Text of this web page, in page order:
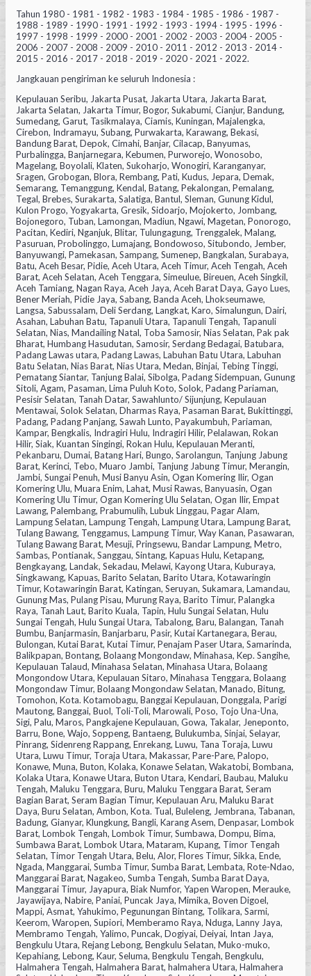
Tahun 1980 - 1981 - 1982 - 1983 - 1984 - 1985 - 1986 - 1987 -
1988 - 1989 - 1990 - 1991 - 1992 - 1993 - 1994 - 1995 - 1996 -
1997 - 1998 - 1999 - 2000 - 2001 - 2002 - 2003 - 2004 - 2005 -
2006 - 2007 - 2008 - 2009 - 2010 - 2011 - 2012 - 2013 - 2014 -
2015 - 2016 - 2017 - 2018 - 2019 - 2020 - 2021 - 2022.
Jangkauan pengiriman ke seluruh Indonesia :
Kepulauan Seribu, Jakarta Pusat, Jakarta Utara, Jakarta Barat,
Jakarta Selatan, Jakarta Timur, Bogor, Sukabumi, Cianjur, Bandung,
Sumedang, Garut, Tasikmalaya, Ciamis, Kuningan, Majalengka,
Cirebon, Indramayu, Subang, Purwakarta, Karawang, Bekasi,
Bandung Barat, Depok, Cimahi, Banjar, Cilacap, Banyumas,
Purbalingga, Banjarnegara, Kebumen, Purworejo, Wonosobo,
Magelang, Boyolali, Klaten, Sukoharjo, Wonogiri, Karanganyar,
Sragen, Grobogan, Blora, Rembang, Pati, Kudus, Jepara, Demak,
Semarang, Temanggung, Kendal, Batang, Pekalongan, Pemalang,
Tegal, Brebes, Surakarta, Salatiga, Bantul, Sleman, Gunung Kidul,
Kulon Progo, Yogyakarta, Gresik, Sidoarjo, Mojokerto, Jombang,
Bojonegoro, Tuban, Lamongan, Madiun, Ngawi, Magetan, Ponorogo,
Pacitan, Kediri, Nganjuk, Blitar, Tulungagung, Trenggalek, Malang,
Pasuruan, Probolinggo, Lumajang, Bondowoso, Situbondo, Jember,
Banyuwangi, Pamekasan, Sampang, Sumenep, Bangkalan, Surabaya,
Batu, Aceh Besar, Pidie, Aceh Utara, Aceh Timur, Aceh Tengah, Aceh
Barat, Aceh Selatan, Aceh Tenggara, Simeulue, Bireuen, Aceh Singkil,
Aceh Tamiang, Nagan Raya, Aceh Jaya, Aceh Barat Daya, Gayo Lues,
Bener Meriah, Pidie Jaya, Sabang, Banda Aceh, Lhokseumawe,
Langsa, Sabussalam, Deli Serdang, Langkat, Karo, Simalungun, Dairi,
Asahan, Labuhan Batu, Tapanuli Utara, Tapanuli Tengah, Tapanuli
Selatan, Nias, Mandailing Natal, Toba Samosir, Nias Selatan, Pak pak
Bharat, Humbang Hasudutan, Samosir, Serdang Bedagai, Batubara,
Padang Lawas utara, Padang Lawas, Labuhan Batu Utara, Labuhan
Batu Selatan, Nias Barat, Nias Utara, Medan, Binjai, Tebing Tinggi,
Pematang Siantar, Tanjung Balai, Sibolga, Padang Sidempuan, Gunung
Sitoli, Agam, Pasaman, Lima Puluh Koto, Solok, Padang Pariaman,
Pesisir Selatan, Tanah Datar, Sawahlunto/ Sijunjung, Kepulauan
Mentawai, Solok Selatan, Dharmas Raya, Pasaman Barat, Bukittinggi,
Padang, Padang Panjang, Sawah Lunto, Payakumbuh, Pariaman,
Kampar, Bengkalis, Indragiri Hulu, Indragiri Hilir, Pelalawan, Rokan
Hilir, Siak, Kuantan Singingi, Rokan Hulu, Kepulauan Meranti,
Pekanbaru, Dumai, Batang Hari, Bungo, Sarolangun, Tanjung Jabung
Barat, Kerinci, Tebo, Muaro Jambi, Tanjung Jabung Timur, Merangin,
Jambi, Sungai Penuh, Musi Banyu Asin, Ogan Komering Ilir, Ogan
Komering Ulu, Muara Enim, Lahat, Musi Rawas, Banyuasin, Ogan
Komering Ulu Timur, Ogan Komering Ulu Selatan, Ogan Ilir, Empat
Lawang, Palembang, Prabumulih, Lubuk Linggau, Pagar Alam,
Lampung Selatan, Lampung Tengah, Lampung Utara, Lampung Barat,
Tulang Bawang, Tenggamus, Lampung Timur, Way Kanan, Pasawaran,
Tulang Bawang Barat, Mesuji, Pringsewu, Bandar Lampung, Metro,
Sambas, Pontianak, Sanggau, Sintang, Kapuas Hulu, Ketapang,
Bengkayang, Landak, Sekadau, Melawi, Kayong Utara, Kuburaya,
Singkawang, Kapuas, Barito Selatan, Barito Utara, Kotawaringin
Timur, Kotawaringin Barat, Katingan, Seruyan, Sukamara, Lamandau,
Gunung Mas, Pulang Pisau, Murung Raya, Barito Timur, Palangka
Raya, Tanah Laut, Barito Kuala, Tapin, Hulu Sungai Selatan, Hulu
Sungai Tengah, Hulu Sungai Utara, Tabalong, Baru, Balangan, Tanah
Bumbu, Banjarmasin, Banjarbaru, Pasir, Kutai Kartanegara, Berau,
Bulongan, Kutai Barat, Kutai Timur, Penajam Paser Utara, Samarinda,
Balikpapan, Bontang, Bolaang Mongondaw, Minahasa, Kep. Sangihe,
Kepulauan Talaud, Minahasa Selatan, Minahasa Utara, Bolaang
Mongondow Utara, Kepulauan Sitaro, Minahasa Tenggara, Bolaang
Mongondaw Timur, Bolaang Mongondaw Selatan, Manado, Bitung,
Tomohon, Kota. Kotamobagu, Banggai Kepulauan, Donggala, Parigi
Mautong, Banggai, Buol, Toli-Toli, Marowali, Poso, Tojo Una-Una,
Sigi, Palu, Maros, Pangkajene Kepulauan, Gowa, Takalar, Jeneponto,
Barru, Bone, Wajo, Soppeng, Bantaeng, Bulukumba, Sinjai, Selayar,
Pinrang, Sidenreng Rappang, Enrekang, Luwu, Tana Toraja, Luwu
Utara, Luwu Timur, Toraja Utara, Makassar, Pare-Pare, Palopo,
Konawe, Muna, Buton, Kolaka, Konawe Selatan, Wakatobi, Bombana,
Kolaka Utara, Konawe Utara, Buton Utara, Kendari, Baubau, Maluku
Tengah, Maluku Tenggara, Buru, Maluku Tenggara Barat, Seram
Bagian Barat, Seram Bagian Timur, Kepulauan Aru, Maluku Barat
Daya, Buru Selatan, Ambon, Kota. Tual, Buleleng, Jembrana, Tabanan,
Badung, Gianyar, Klungkung, Bangli, Karang Asem, Denpasar, Lombok
Barat, Lombok Tengah, Lombok Timur, Sumbawa, Dompu, Bima,
Sumbawa Barat, Lombok Utara, Mataram, Kupang, Timor Tengah
Selatan, Timor Tengah Utara, Belu, Alor, Flores Timur, Sikka, Ende,
Ngada, Manggarai, Sumba Timur, Sumba Barat, Lembata, Rote-Ndao,
Manggarai Barat, Nagakeo, Sumba Tengah, Sumba Barat Daya,
Manggarai Timur, Jayapura, Biak Numfor, Yapen Waropen, Merauke,
Jayawijaya, Nabire, Paniai, Puncak Jaya, Mimika, Boven Digoel,
Mappi, Asmat, Yahukimo, Pegunungan Bintang, Tolikara, Sarmi,
Keerom, Waropen, Supiori, Memberamo Raya, Nduga, Lanny Jaya,
Membramo Tengah, Yalimo, Puncak, Dogiyai, Deiyai, Intan Jaya,
Bengkulu Utara, Rejang Lebong, Bengkulu Selatan, Muko-muko,
Kepahiang, Lebong, Kaur, Seluma, Bengkulu Tengah, Bengkulu,
Halmahera Tengah, Halmahera Barat, halmahera Utara, Halmahera